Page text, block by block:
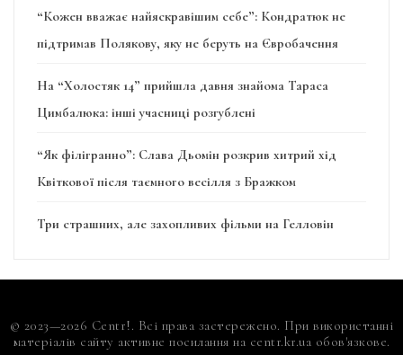
“Кожен вважає найяскравішим себе”: Кондратюк не
підтримав Полякову, яку не беруть на Євробачення
На “Холостяк 14” прийшла давня знайома Тараса
Цимбалюка: інші учасниці розгублені
“Як філігранно”: Слава Дьомін розкрив хитрий хід
Квіткової після таємного весілля з Бражком
Три страшних, але захопливих фільми на Гелловін
© 2023—2026 Centr!. Всі права застережено. При використанні
матеріалів сайту активне посилання на centr.kr.ua обов'язкове.